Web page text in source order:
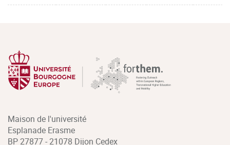
Maison de l'université
Esplanade Erasme
BP 27877 - 21078 Dijon Cedex